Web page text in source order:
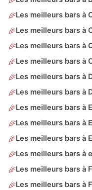
Les meilleurs bars à
Les meilleurs bars à
Les meilleurs bars à
Les meilleurs bars à
Les meilleurs bars à
Les meilleurs bars à
Les meilleurs bars à
Les meilleurs bars à
Les meilleurs bars à
Les meilleurs bars à
Les meilleurs bars à
Les meilleurs bars à